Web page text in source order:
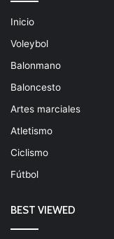
Inicio
Voleybol
Balonmano
Baloncesto
Artes marciales
Atletismo
Ciclismo
Fútbol
BEST VIEWED